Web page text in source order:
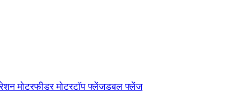
मोटरफीडर मोटरटॉप फ्लेंजडबल फ्लेंज